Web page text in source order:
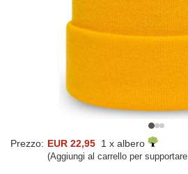
Prezzo: EUR 22,95 1 x albero
(Aggiungi al carrello per supportare